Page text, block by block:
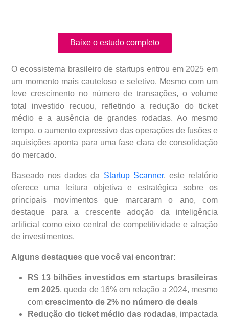
Baixe o estudo completo
O ecossistema brasileiro de startups entrou em 2025 em
um momento mais cauteloso e seletivo. Mesmo com um
leve crescimento no número de transações, o volume
total investido recuou, refletindo a redução do ticket
médio e a ausência de grandes rodadas. Ao mesmo
tempo, o aumento expressivo das operações de fusões e
aquisições aponta para uma fase clara de consolidação
do mercado.
Baseado nos dados da Startup Scanner, este relatório
oferece uma leitura objetiva e estratégica sobre os
principais movimentos que marcaram o ano, com
destaque para a crescente adoção da inteligência
artificial como eixo central de competitividade e atração
de investimentos.
Alguns destaques que você vai encontrar:
R$ 13 bilhões investidos em startups brasileiras
em 2025, queda de 16% em relação a 2024, mesmo
com crescimento de 2% no número de deals
Redução do ticket médio das rodadas, impactada